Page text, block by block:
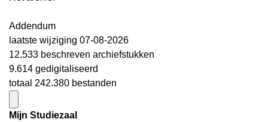
Addendum
laatste wijziging 07-08-2026
12.533 beschreven archiefstukken
9.614 gedigitaliseerd
totaal 242.380 bestanden
Mijn Studiezaal